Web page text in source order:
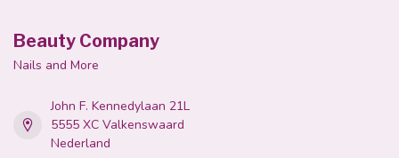
Beauty Company
Nails and More
John F. Kennedylaan 21L
5555 XC Valkenswaard
Nederland